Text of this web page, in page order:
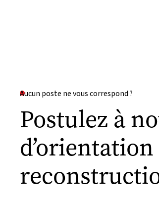
Aucun poste ne vous correspond ?
Postulez à